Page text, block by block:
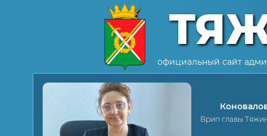
официальный сайт
Врип главы